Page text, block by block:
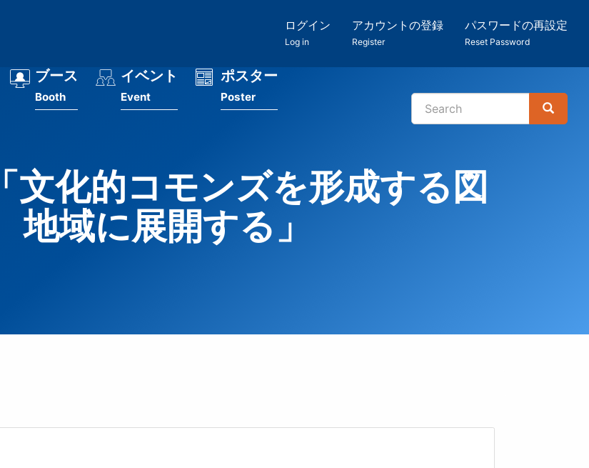
ログイン
Log in
アカウントの登録
Register
パスワードの再設定
Reset Password
ブース
Booth
イベント
Event
ポスター
Poster
検
Search
Search
文化的コモンズを形成する図
域に展開する」